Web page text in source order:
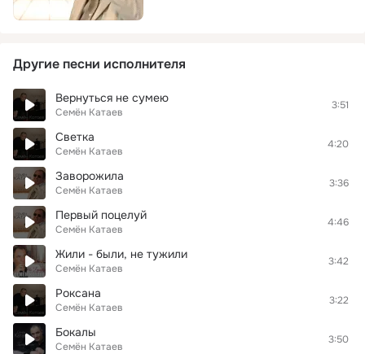
Другие песни исполнителя
Вернуться не сумею
Семён Катаев
3:51
Светка
Семён Катаев
4:20
Заворожила
Семён Катаев
3:36
Первый поцелуй
Семён Катаев
4:46
Жили - были, не тужили
Семён Катаев
3:42
Роксана
Семён Катаев
3:22
Бокалы
Семён Катаев
3:50